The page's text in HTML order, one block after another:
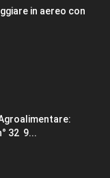
in aereo con
32 9...